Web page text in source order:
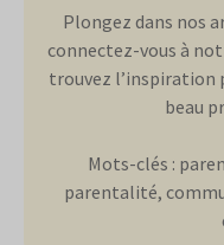
Plongez dans nos
connectez-vous à
trouvez l’inspiration
beau
Mots-clés :
parentalité,